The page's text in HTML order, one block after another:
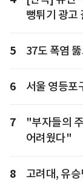
뻥튀기 광고
5 37도 폭염
6 서울 영등포
7
"부자들의
어려웠다"
8 고려대, 유